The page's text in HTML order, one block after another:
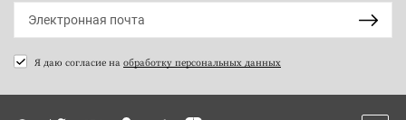
Я даю согласие на обработку персональных данных